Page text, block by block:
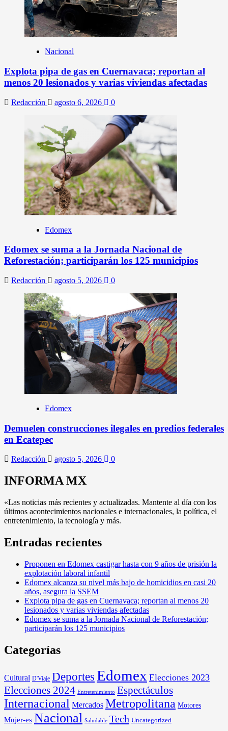
Nacional
Explota pipa de gas en Cuernavaca; reportan al
menos 20 lesionados y varias viviendas afectadas
Redacción agosto 6, 2026 0
Edomex
Edomex se suma a la Jornada Nacional de
Reforestación; participarán los 125 municipios
Redacción agosto 5, 2026 0
Edomex
Demuelen construcciones ilegales en predios federales
en Ecatepec
Redacción agosto 5, 2026 0
INFORMA MX
«Las noticias más recientes y actualizadas. Mantente al día con los
últimos acontecimientos nacionales e internacionales, la política, el
entretenimiento, la tecnología y más.
Entradas recientes
Proponen en Edomex castigar hasta con 9 años de prisión la
explotación laboral infantil
Edomex alcanza su nivel más bajo de homicidios en casi 20
años, asegura la SSEM
Explota pipa de gas en Cuernavaca; reportan al menos 20
lesionados y varias viviendas afectadas
Edomex se suma a la Jornada Nacional de Reforestación;
participarán los 125 municipios
Categorías
Cultural D'Viaje Deportes Edomex Elecciones 2023
Elecciones 2024 Entretenimiento Espectáculos
Internacional Mercados Metropolitana Motores
Mujer-es Nacional Saludable Tech Uncategorized